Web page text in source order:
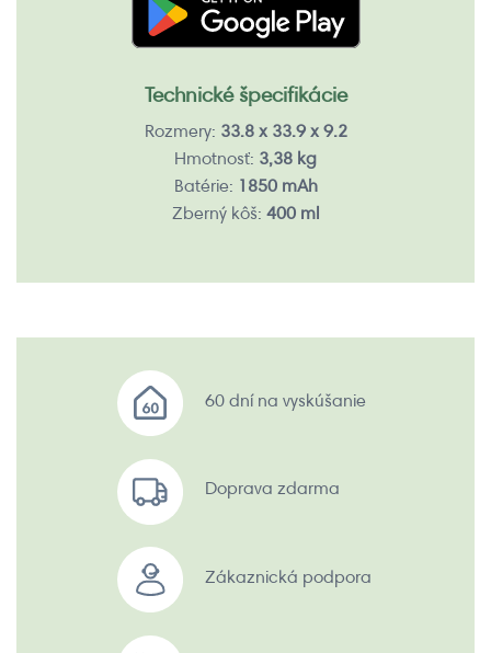
Technické špecifikácie
Rozmery: 33.8 x 33.9 x 9.2
Hmotnosť: 3,38 kg
Batérie: 1850 mAh
Zberný kôš: 400 ml
60 dní na vyskúšanie
Doprava zdarma
Zákaznická podpora